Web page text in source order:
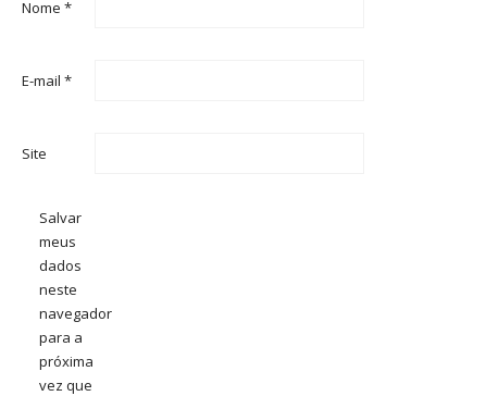
Nome *
E-mail *
Site
Salvar
meus
dados
neste
navegador
para a
próxima
vez que